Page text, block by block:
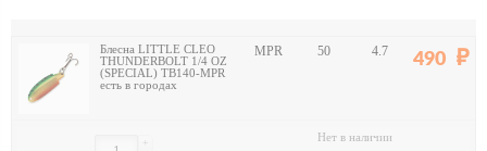
Блесна LITTLE CLEO
THUNDERBOLT 1/4 OZ
(SPECIAL) TB140-MPR
есть в городах
MPR 50 4.7 490
+ Нет в наличии